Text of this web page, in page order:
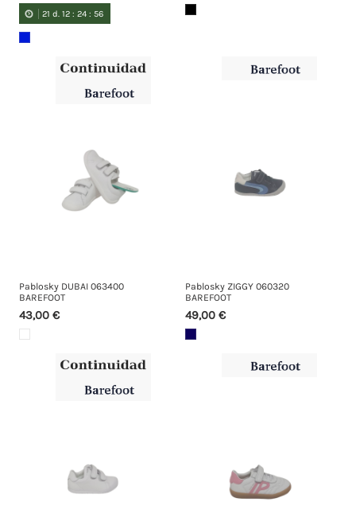
21 d. 12 :24 :55
Pablosky DUBAI 063400
BAREFOOT
43,00 €
Pablosky ZIGGY 060320
BAREFOOT
49,00 €